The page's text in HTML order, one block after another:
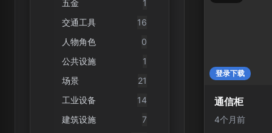
五金
1
交通工具
16
人物角色
0
公共设施
1
场景
21
工业设备
14
建筑设施
7
登录下载
通信柜
4个月前